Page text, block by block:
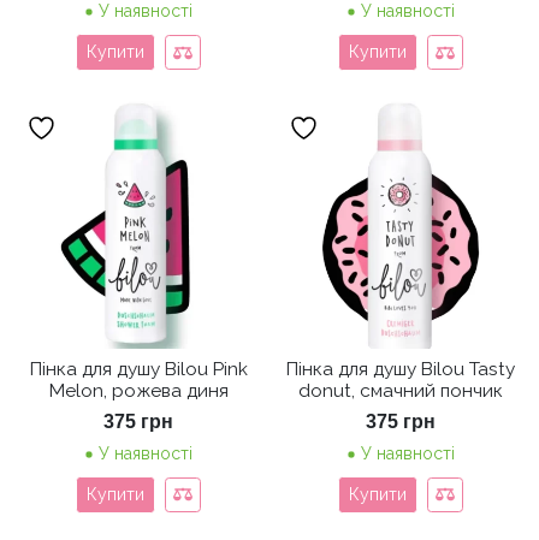
У наявності
Купити
У наявності
Купити
Пінка для душу Bilou Pink
Melon, рожева диня
375 грн
У наявності
Купити
Пінка для душу Bilou Tasty
donut, смачний пончик
375 грн
У наявності
Купити